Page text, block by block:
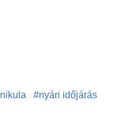
nyári időjárás